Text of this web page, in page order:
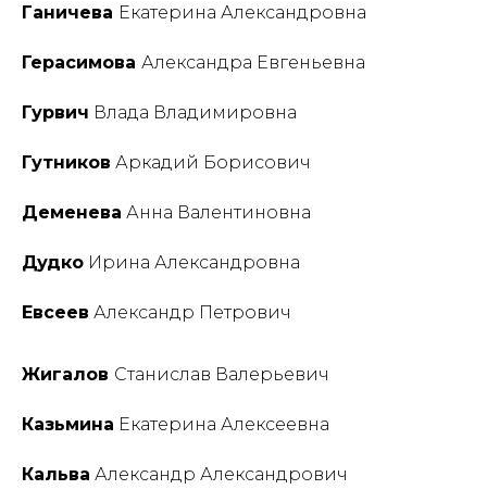
Ганичева Екатерина Александровна
Герасимова Александра Евгеньевна
Гурвич Влада Владимировна
Гутников Аркадий Борисович
Деменева Анна Валентиновна
Дудко Ирина Александровна
Евсеев Александр Петрович
Жигалов Станислав Валерьевич
Казьмина Екатерина Алексеевна
Кальва Александр Александрович